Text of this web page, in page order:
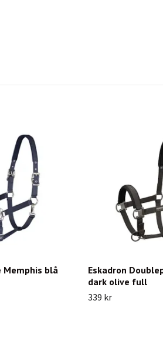
Memphis blå
Eskadron
dark olive full
339 kr